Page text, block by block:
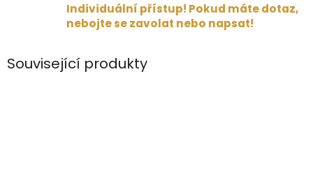
Individuální přístup! Pokud máte dotaz,
nebojte se zavolat nebo napsat!
Související produkty